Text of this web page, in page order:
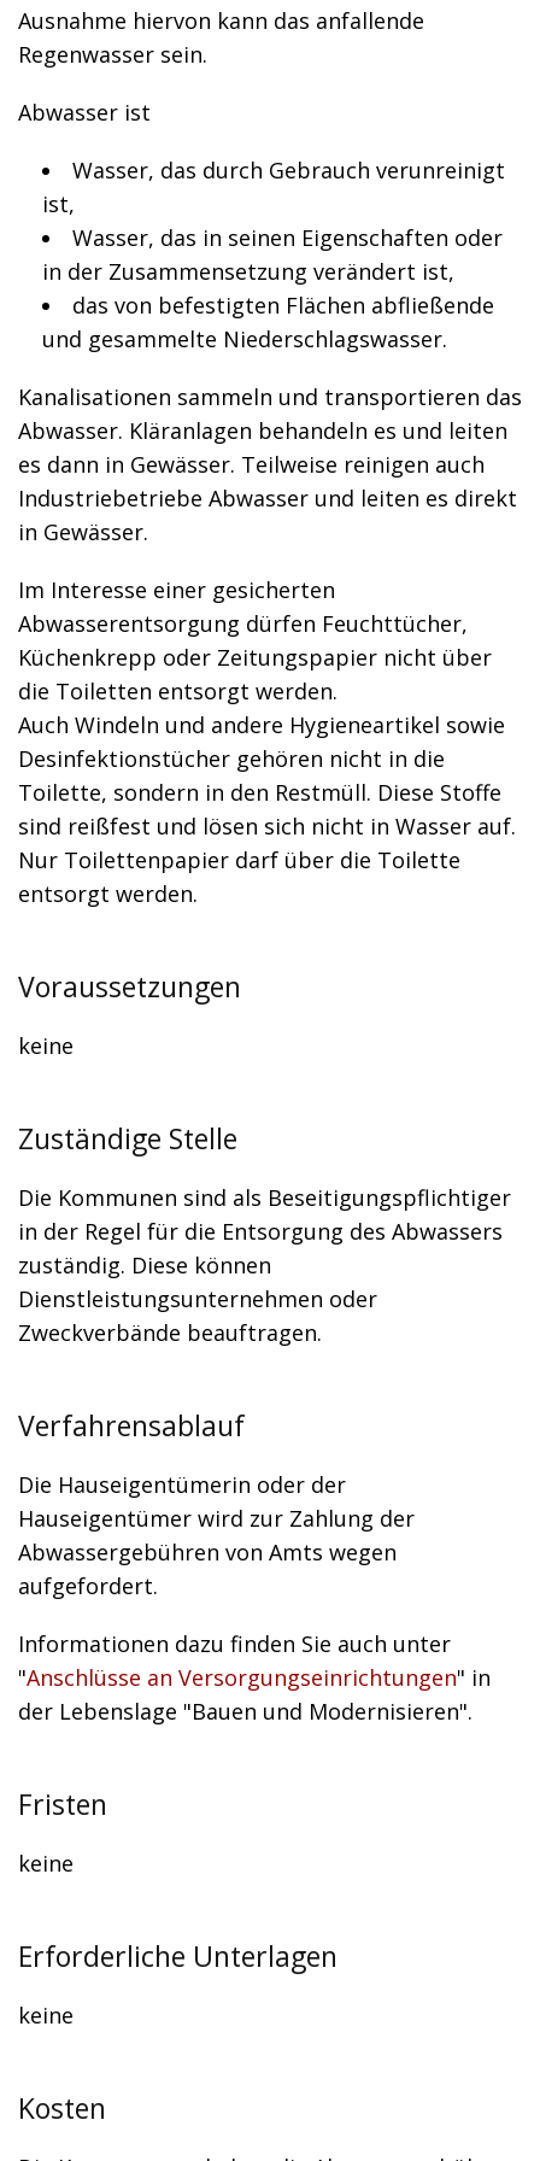
Ausnahme hiervon kann das anfallende
Regenwasser sein.
Abwasser ist
Wasser, das durch Gebrauch verunreinigt
ist,
Wasser, das in seinen Eigenschaften oder
in der Zusammensetzung verändert ist,
das von befestigten Flächen abfließende
und gesammelte Niederschlagswasser.
Kanalisationen sammeln und transportieren das
Abwasser. Kläranlagen behandeln es und leiten
es dann in Gewässer. Teilweise reinigen auch
Industriebetriebe Abwasser und leiten es direkt
in Gewässer.
Im Interesse einer gesicherten
Abwasserentsorgung dürfen Feuchttücher,
Küchenkrepp oder Zeitungspapier nicht über
die Toiletten entsorgt werden.
Auch Windeln und andere Hygieneartikel sowie
Desinfektionstücher gehören nicht in die
Toilette, sondern in den Restmüll. Diese Stoffe
sind reißfest und lösen sich nicht in Wasser auf.
Nur Toilettenpapier darf über die Toilette
entsorgt werden.
Voraussetzungen
keine
Zuständige Stelle
Die Kommunen sind als Beseitigungspflichtiger
in der Regel für die Entsorgung des Abwassers
zuständig. Diese können
Dienstleistungsunternehmen oder
Zweckverbände beauftragen.
Verfahrensablauf
Die Hauseigentümerin oder der
Hauseigentümer wird zur Zahlung der
Abwassergebühren von Amts wegen
aufgefordert.
Informationen dazu finden Sie auch unter
"Anschlüsse an Versorgungseinrichtungen" in
der Lebenslage "Bauen und Modernisieren".
Fristen
keine
Erforderliche Unterlagen
keine
Kosten